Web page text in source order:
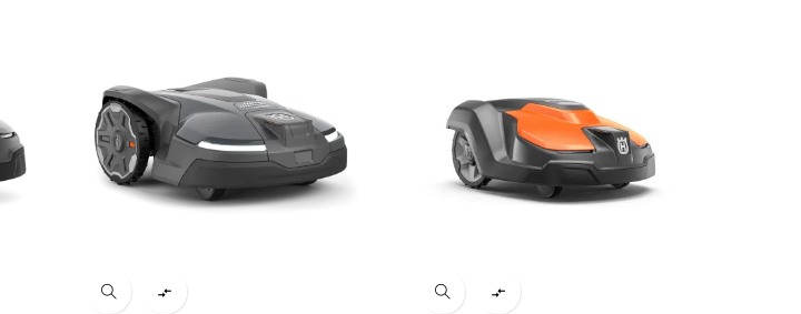
 